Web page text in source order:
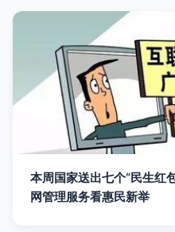
本周国家送出七个“民生
网管理服务看惠民新举